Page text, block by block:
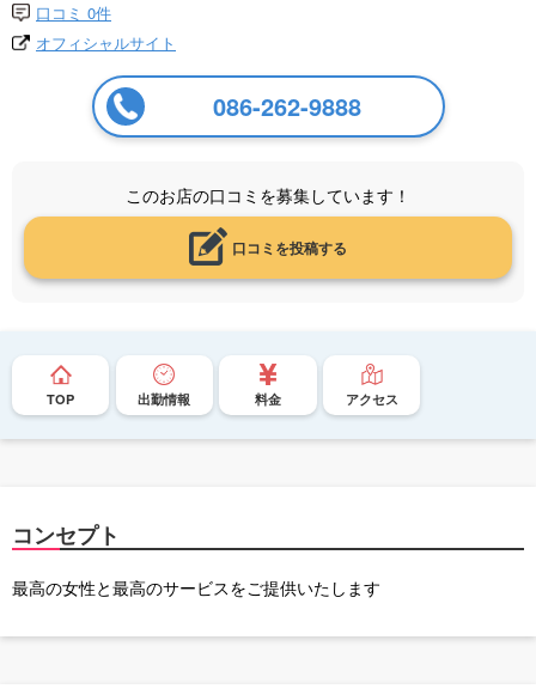
口コミ 0件
オフィシャルサイト
086-262-9888
このお店の口コミを募集しています！
口コミを投稿する
TOP 出勤情報 料金 アクセス
コンセプト
最高の女性と最高のサービスをご提供いたします